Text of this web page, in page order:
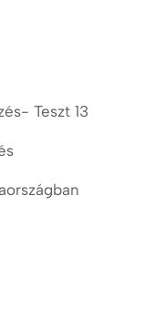
Teszt 13